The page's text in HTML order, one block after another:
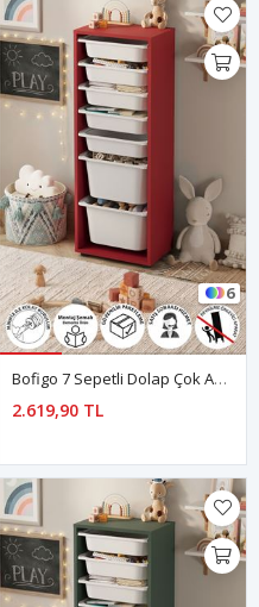
6
Bofigo 7 Sepetli Dolap Çok Amaçlı Dolap Oyuncak Dolabı Pera Kırmızı
2.619,90 TL